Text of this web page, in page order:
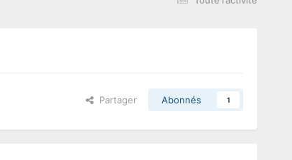
Partager Abonnés 1